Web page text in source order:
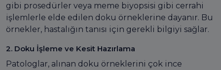
gibi prosedürler veya meme biyopsisi gibi cerrahi
işlemlerle elde edilen doku örneklerine dayanır. Bu
örnekler, hastalığın tanısı için gerekli bilgiyi sağlar.
2. Doku İşleme ve Kesit Hazırlama
Patologlar, alınan doku örneklerini çok ince